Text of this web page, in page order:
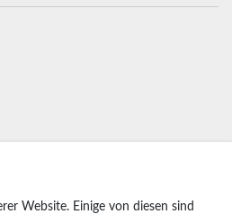
Website. Einige von diesen sind